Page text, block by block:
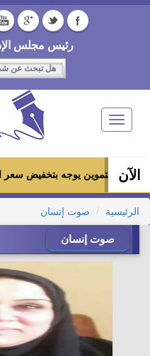
رئيس مجلس
Toggle
navigation
الآن
التموين يوجه بتخفيض سعر الدواجن المجمدة إلى 100 جنيه للكيلو
الرئيسية صوت إنسان
صوت إنسان